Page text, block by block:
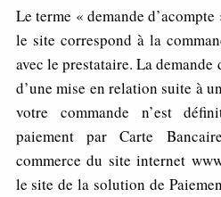
Le terme « demande
le site correspond à la
avec le prestataire. La demande
d’une mise en relation suite à
votre commande n’est
paiement par Carte
commerce du site internet
le site de la solution de